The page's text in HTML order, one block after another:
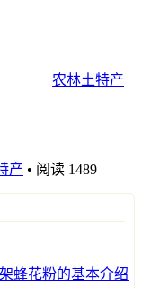
农林土特产
产 • 阅读 1489
蜂花粉的基本介绍